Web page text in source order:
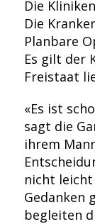
Die
Die
Planbare
Es gilt der
Freistaat
«Es ist
sagt die
ihrem
nicht leicht
Gedanken
begleiten